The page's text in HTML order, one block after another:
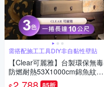
需搭配施工工具DIY非自黏性壁貼
【Clear可麗雅】台製環保無毒
防燃耐熱53X1000cm錦魚紋理
壁紙/壁貼3捲85折